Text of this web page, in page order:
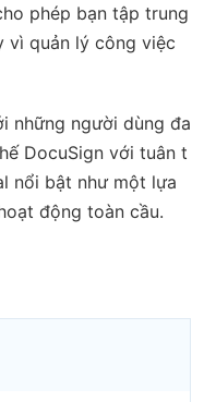
phép bạn tập trung
vì quản lý công việc
những người dùng đa
DocuSign với tuân t
nổi bật như một lựa
động toàn cầu.